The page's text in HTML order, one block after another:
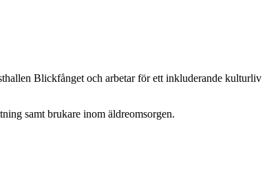
Blickfånget och arbetar för ett inkluderande kulturliv
samt brukare inom äldreomsorgen.